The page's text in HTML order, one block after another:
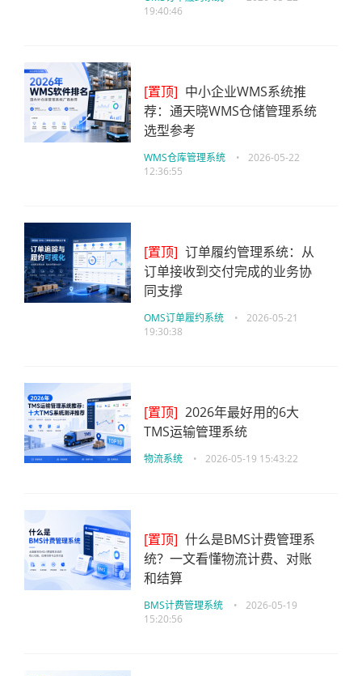
19:40:46
[置顶] 中小企业WMS系统推
荐：通天晓WMS仓储管理系统
选型参考
WMS仓库管理系统 •
2026-05-22
12:36:55
[置顶] 订单履约管理系统：从
订单接收到交付完成的业务协
同支撑
OMS订单履约系统 •
2026-05-21
19:30:38
[置顶] 2026年最好用的6大
TMS运输管理系统
物流系统 • 2026-05-19 15:43:22
[置顶] 什么是BMS计费管理系
统？一文看懂物流计费、对账
和结算
BMS计费管理系统 •
2026-05-19
15:20:56